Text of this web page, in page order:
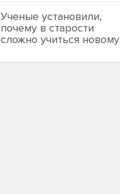
Ученые установили,
почему в старости
сложно учиться новому